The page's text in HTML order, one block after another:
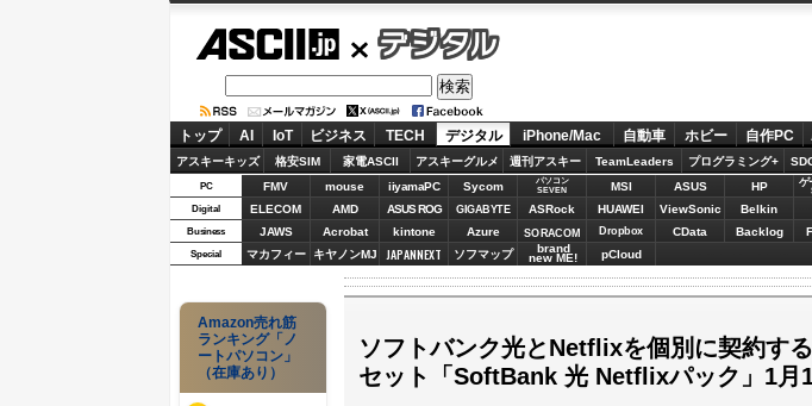
デジタル
トップ AI IoT ビジネス TECH デジタル iPhone/Mac 自動車 ホビー 自作PC
アスキーキッズ 格安SIM 家電ASCII アスキーグルメ 週刊アスキー TeamLeaders プログラミング+
PC FMV mouse iiyamaPC Sycom
パソコン
SEVEN
MSI ASUS HP ゲ
Digital ELECOM AMD ASUS ROG GIGABYTE ASRock HUAWEI ViewSonic Belkin
Business JAWS Acrobat kintone Azure SORACOM Dropbox CData Backlog
Special マカフィー キヤノンMJ JAPANNEXT ソフマップ brand
new ME! pCloud
ソフトバンク光とNetflixを個別に契約す
セット「SoftBank 光 Netflixパック」1月
Amazon売れ筋
ランキング「ノ
ートパソコン」
（在庫あり）